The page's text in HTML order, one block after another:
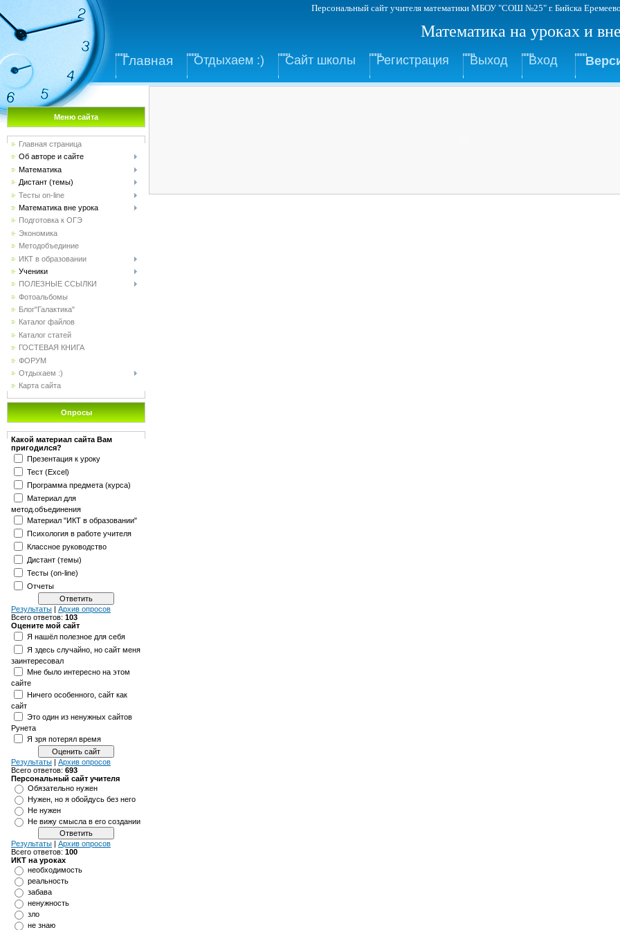
Персональный сайт учителя математики МБОУ "СОШ №25" г.
Математика на уроках и вне
Главная Отдыхаем :) Сайт школы Регистрация Выход Вход
Меню сайта
Главная страница
Об авторе и сайте
Математика
Дистант (темы)
Тесты on-line
Математика вне урока
Подготовка к ОГЭ
Экономика
Методобъединие
ИКТ в образовании
Ученики
ПОЛЕЗНЫЕ ССЫЛКИ
Фотоальбомы
Блог"Галактика"
Каталог файлов
Каталог статей
ГОСТЕВАЯ КНИГА
ФОРУМ
Отдыхаем :)
Карта сайта
Опросы
Какой материал сайта Вам
пригодился?
Презентация к уроку
Тест (Excel)
Программа предмета (курса)
Материал для
метод.объединения
Материал "ИКТ в образовании"
Психология в работе учителя
Классное руководство
Дистант (темы)
Тесты (on-line)
Отчеты
Результаты | Архив опросов
Всего ответов: 103
Оцените мой сайт
Я нашёл полезное для себя
Я здесь случайно, но сайт меня
заинтересовал
Мне было интересно на этом
сайте
Ничего особенного, сайт как
сайт
Это один из ненужных сайтов
Рунета
Я зря потерял время
Результаты | Архив опросов
Всего ответов: 693
Персональный сайт учителя
Обязательно нужен
Нужен, но я обойдусь без него
Не нужен
Не вижу смысла в его создании
Результаты | Архив опросов
Всего ответов: 100
ИКТ на уроках
необходимость
реальность
забава
ненужность
зло
не знаю